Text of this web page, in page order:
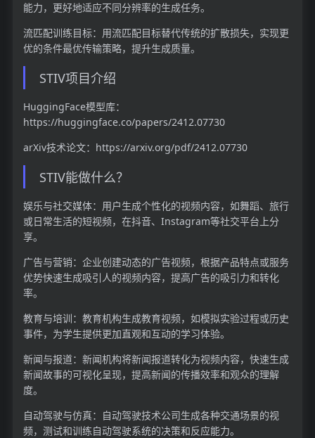
能力，更好地适应不同分辨率的生成任务。
流匹配训练目标：用流匹配目标替代传统的扩散损失，实现更
优的条件最优传输策略，提升生成质量。
STIV项目介绍
HuggingFace模型库：
https://huggingface.co/papers/2412.07730
arXiv技术论文：https://arxiv.org/pdf/2412.07730
STIV能做什么？
娱乐与社交媒体：用户生成个性化的视频内容，如舞蹈、旅行
或日常生活的短视频，在抖音、Instagram等社交平台上分
享。
广告与营销：企业创建动态的广告视频，根据产品特点或服务
优势快速生成吸引人的视频内容，提高广告的吸引力和转化
率。
教育与培训：教育机构生成教育视频，如模拟实验过程或历史
事件，为学生提供更加直观和互动的学习体验。
新闻与报道：新闻机构将新闻报道转化为视频内容，快速生成
新闻故事的可视化呈现，提高新闻的传播效率和观众的理解
度。
自动驾驶与仿真：自动驾驶技术公司生成各种交通场景的视
频，测试和训练自动驾驶系统的决策和反应能力。